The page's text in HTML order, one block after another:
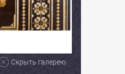
Скрыть галерею